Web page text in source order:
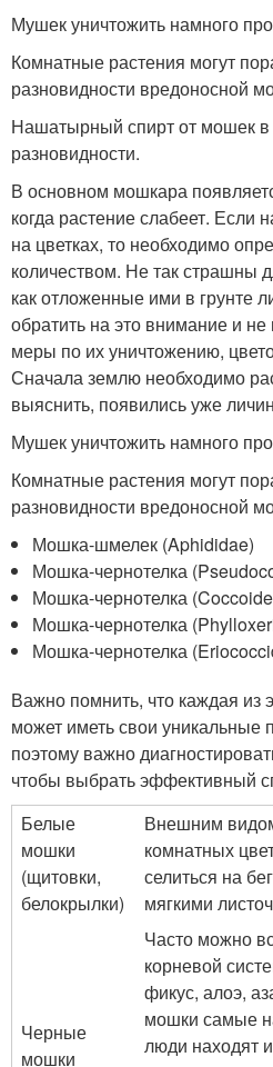
Мушек уничтожить намного
Комнатные растения могут
разновидности вредоносной
Нашатырный спирт от мошек
разновидности.
В основном мошкара
когда растение слабеет. Если
на цветках, то необходимо
количеством. Не так страшны
как отложенные ими в грунте
обратить на это внимание и
меры по их уничтожению,
Сначала землю необходимо
выяснить, появились уже
Мушек уничтожить намного
Комнатные растения могут
разновидности вредоносной
Мошка-шмелек (Aphididae)
Мошка-чернотелка
Мошка-чернотелка
Мошка-чернотелка
Мошка-чернотелка
Важно помнить, что каждая из
может иметь свои уникальные
поэтому важно
чтобы выбрать эффективный
Белые
мошки
(щитовки,
белокрылки)
Внешним
комнатных
селиться на
мягкими
Черные
мошки
Часто можно
корневой
фикус, алоэ,
мошки самые
люди находят